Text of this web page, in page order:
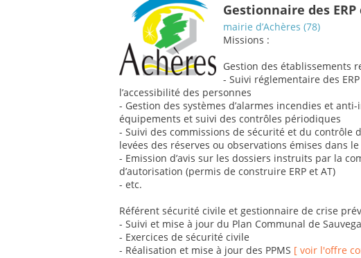
Gestionnaire des
mairie d’Achères (78)
Missions :
Gestion des établissements
- Suivi réglementaire des
l’accessibilité des personnes
- Gestion des systèmes d’alarmes incendies et
équipements et suivi des contrôles périodiques
- Suivi des commissions de sécurité et du contrôle
levées des réserves ou observations émises dans
- Emission d’avis sur les dossiers instruits par la
d’autorisation (permis de construire ERP et AT)
- etc.
Référent sécurité civile et gestionnaire de crise
- Suivi et mise à jour du Plan Communal de
- Exercices de sécurité civile
- Réalisation et mise à jour des PPMS [ voir l'offre